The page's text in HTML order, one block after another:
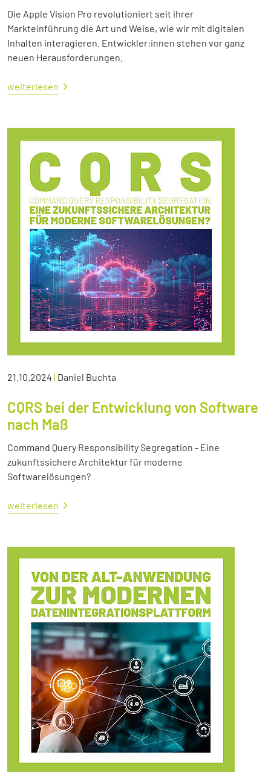
Die Apple Vision Pro revolutioniert seit ihrer
Markteinführung die Art und Weise, wie wir mit digitalen
Inhalten interagieren. Entwickler:innen stehen vor ganz
neuen Herausforderungen.
weiterlesen
21.10.2024 | Daniel Buchta
CQRS bei der Entwicklung von Software
nach Maß
Command Query Responsibility Segregation - Eine
zukunftssichere Architektur für moderne
Softwarelösungen?
weiterlesen